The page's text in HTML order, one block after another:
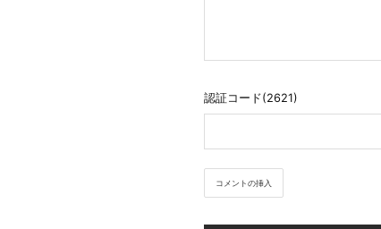
認証コード(2621)